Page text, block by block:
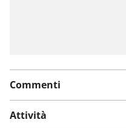
Commenti
Attività